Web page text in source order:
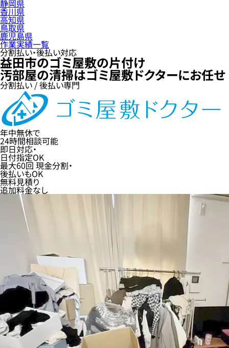
静岡県
香川県
高知県
鳥取県
鹿児島県
作業実績一覧
分割払い・後払い対応
益田市のゴミ屋敷の片付け
汚部屋の清掃はゴミ屋敷ドクターにお任せ
分割払い / 後払い専門
年中無休で
24時間相談可能
即日対応・
日付指定OK
最大60回 現金分割・
後払いもOK
無料見積り
追加料金なし